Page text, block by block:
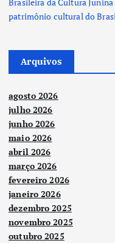
patrimônio cultural do
Arquivos
agosto 2026
julho 2026
junho 2026
maio 2026
abril 2026
março 2026
fevereiro 2026
janeiro 2026
dezembro 2025
novembro 2025
outubro 2025